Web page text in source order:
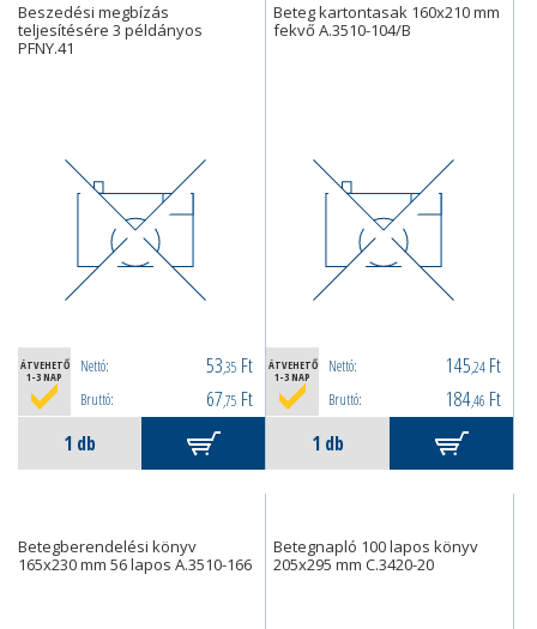
Beszedési megbízás
teljesítésére 3 példányos
PFNY.41
ÁTVEHETŐ
1-3 NAP
Nettó: 53,35 Ft
Bruttó: 67,75 Ft
Beteg kartontasak 160x210 mm
fekvő A.3510-104/B
ÁTVEHETŐ
1-3 NAP
Nettó: 145,24 Ft
Bruttó: 184,46 Ft
Betegberendelési könyv
165x230 mm 56 lapos A.3510-166
Betegnapló 100 lapos könyv
205x295 mm C.3420-20